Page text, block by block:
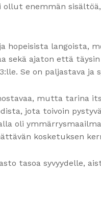
ollut enemmän
hopeisista langoista,
sekä ajaton että
Se on paljastava
mutta tarina
jota toivoin
oli
kosketuksen
tasoa syvyydelle,